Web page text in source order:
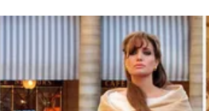
Społeczeństwo